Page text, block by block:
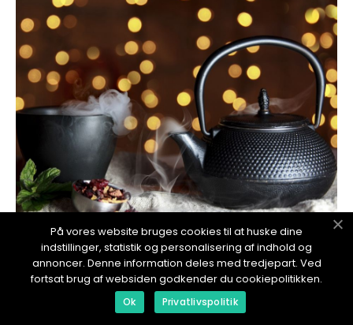
redaktionel
17. January 2024
Hjemmelaget potetgull: En dybdegående
guide til smakfulle fristelser
På vores website bruges cookies til at huske dine
indstillinger, statistik og personalisering af indhold og
annoncer. Denne information deles med tredjepart. Ved
fortsat brug af websiden godkender du cookiepolitikken.
Ok Privatlivspolitik